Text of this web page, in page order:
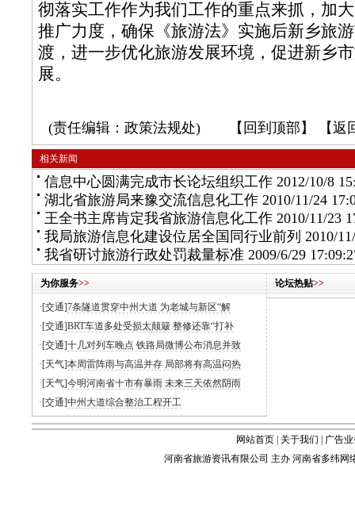
彻落实工作作为我们工作的重点来抓，加
推广力度，确保《旅游法》实施后新乡旅
渡，进一步优化旅游发展环境，促进新乡
展。
(责任编辑：政策法规处) 【 回到顶部 】 【返
相关新闻
信息中心圆满完成市长论坛组织工作 2012/10/8
湖北省旅游局来豫交流信息化工作 2010/11/24
王全书主席肯定我省旅游信息化工作 2010/11/23
我局旅游信息化建设位居全国同行业前列 2010/
我省研讨旅游行政处罚裁量标准 2009/6/29
为你服务>>
·[交通]7条隧道贯穿中州大道 为老城与新区“解
·[交通]BRT车道多处受损太颠簸 整修还靠“打补
·[交通]十几对列车晚点 铁路局微博公布消息并致
·[天气]本周雷阵雨与高温并存 局部将有高温闷热
·[天气]今明河南省十市有暴雨 未来三天依然阴雨
·[交通]中州大道综合整治工程开工
论坛热贴>>
网站首页 关于我们
广告
河南省旅游资讯有限公司 主办 河南省多纬